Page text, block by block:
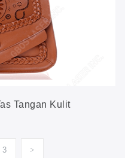
Tangan Kulit
3 >